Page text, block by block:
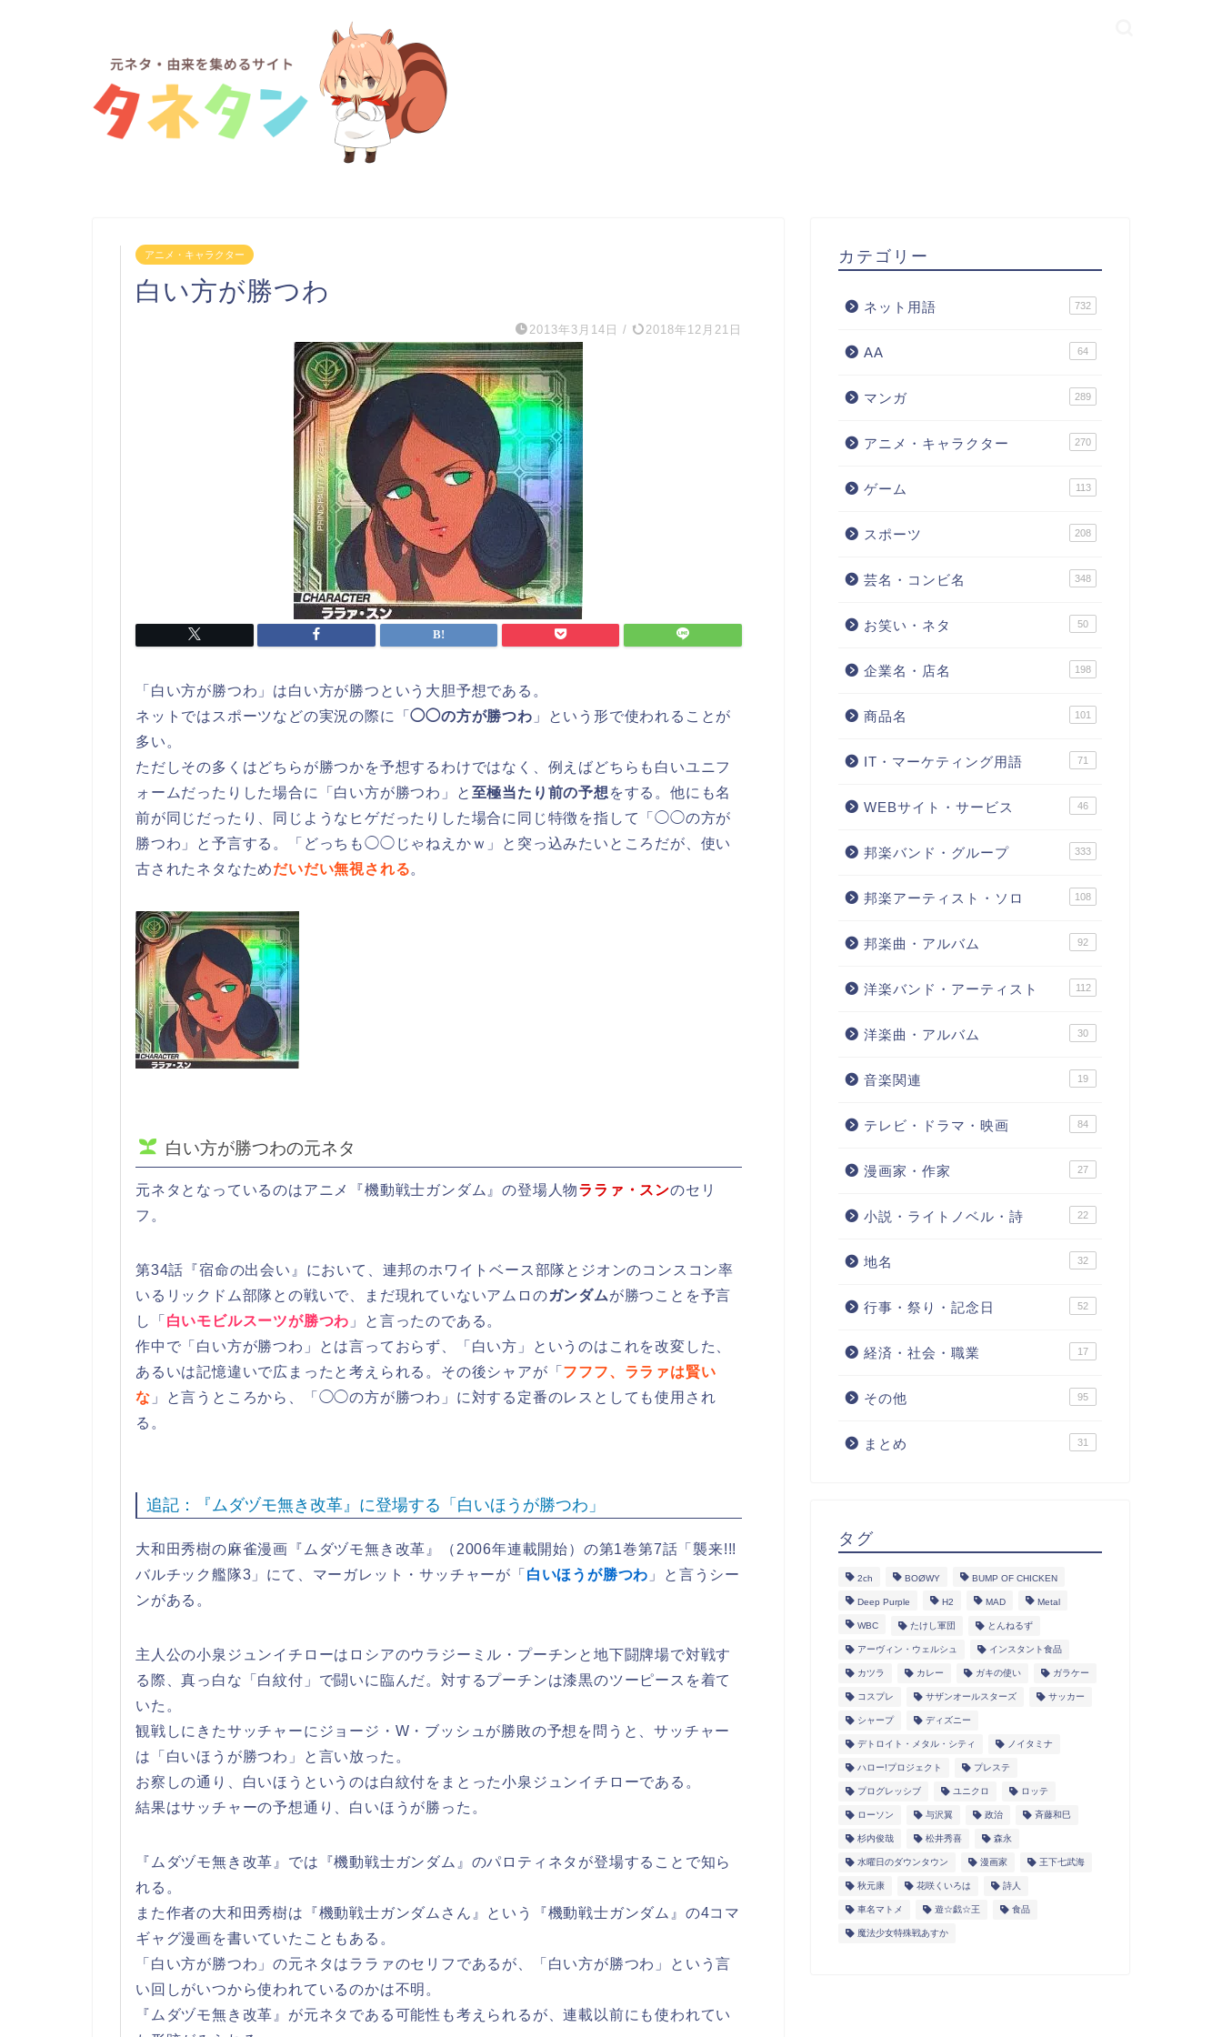
アニメ・キャラクター
白い方が勝つわ
2013年3月14日 / 2018年12月21日
「白い方が勝つわ」は白い方が勝つという大胆予想である。
ネットではスポーツなどの実況の際に「◯◯の方が勝つわ 」という形で使われることが
多い。
ただしその多くはどちらが勝つかを予想するわけではなく、例えばどちらも白いユニフ
ォームだったりした場合に「白い方が勝つわ」と 至極当たり前の予想 をする。他にも名
前が同じだったり、同じようなヒゲだったりした場合に同じ特徴を指して「◯◯の方が
勝つわ」と予言する。「どっちも◯◯じゃねえかｗ」と突っ込みたいところだが、使い
古されたネタなためだいだい無視される。
白い方が勝つわの元ネタ
元ネタとなっているのはアニメ『機動戦士ガンダム』の登場人物ララァ・スンのセリ
フ。
第34話『宿命の出会い』において、連邦のホワイトベース部隊とジオンのコンスコン率
いるリックドム部隊との戦いで、まだ現れていないアムロのガンダムが勝つことを予言
し「 白いモビルスーツが勝つわ 」と言ったのである。
作中で「白い方が勝つわ」とは言っておらず、「白い方」というのはこれを改変した、
あるいは記憶違いで広まったと考えられる。その後シャアが「 フフフ、ララァは賢い
な 」と言うところから、「◯◯の方が勝つわ」に対する定番のレスとしても使用され
る。
追記：『ムダヅモ無き改革』に登場する「白いほうが勝つわ」
大和田秀樹の麻雀漫画『ムダヅモ無き改革』（2006年連載開始）の第1巻第7話「襲来!!!
バルチック艦隊3」にて、マーガレット・サッチャーが「 白いほうが勝つわ 」と言うシー
ンがある。
主人公の小泉ジュンイチローはロシアのウラジーミル・プーチンと地下闘牌場で対戦す
る際、真っ白な「白紋付」で闘いに臨んだ。対するプーチンは漆黒のツーピースを着て
いた。
観戦しにきたサッチャーにジョージ・W・ブッシュが勝敗の予想を問うと、サッチャー
は「白いほうが勝つわ」と言い放った。
お察しの通り、白いほうというのは白紋付をまとった小泉ジュンイチローである。
結果はサッチャーの予想通り、白いほうが勝った。
『ムダヅモ無き改革』では『機動戦士ガンダム』のパロティネタが登場することで知ら
れる。
また作者の大和田秀樹は『機動戦士ガンダムさん』という『機動戦士ガンダム』の4コマ
ギャグ漫画を書いていたこともある。
「白い方が勝つわ」の元ネタはララァのセリフであるが、「白い方が勝つわ」という言
い回しがいつから使われているのかは不明。
『ムダヅモ無き改革』が元ネタである可能性も考えられるが、連載以前にも使われてい
カテゴリー
ネット用語 732
AA 64
マンガ 289
アニメ・キャラクター 270
ゲーム 113
スポーツ 208
芸名・コンビ名 348
お笑い・ネタ 50
企業名・店名 198
商品名 101
IT・マーケティング用語 71
WEBサイト・サービス 46
邦楽バンド・グループ 333
邦楽アーティスト・ソロ 108
邦楽曲・アルバム 92
洋楽バンド・アーティスト 112
洋楽曲・アルバム 30
音楽関連 19
テレビ・ドラマ・映画 84
漫画家・作家 27
小説・ライトノベル・詩 22
地名 32
行事・祭り・記念日 52
経済・社会・職業 17
その他 95
まとめ 31
タグ
2ch BOØWY BUMP OF CHICKEN
Deep Purple H2 MAD Metal
WBC たけし軍団 とんねるず
アーヴィン・ウェルシュ インスタント食品
カツラ カレー ガキの使い ガラケー
コスプレ サザンオールスターズ サッカー
シャープ ディズニー
デトロイト・メタル・シティ ノイタミナ
ハロー!プロジェクト プレステ
プログレッシブ ユニクロ ロッテ
ローソン 与沢翼 政治 斉藤和巳
杉内俊哉 松井秀喜 森永
水曜日のダウンタウン 漫画家 王下七武海
秋元康 花咲くいろは 詩人
車名マトメ 遊☆戯☆王 食品
魔法少女特殊戦あすか